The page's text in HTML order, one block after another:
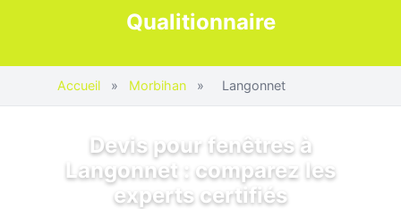
Qualitionnaire
Accueil » Morbihan » Langonnet
Devis pour fenêtres à
Langonnet : comparez les
experts certifiés